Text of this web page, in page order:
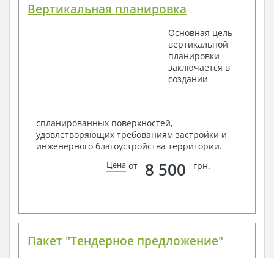
Вертикальная планировка
Основная цель
вертикальной
планировки
заключается в
создании
спланированных поверхностей,
удовлетворяющих требованиям застройки и
инженерного благоустройства территории.
Цена от 8 500 грн.
Пакет "Тендерное предложение"